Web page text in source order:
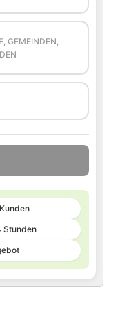
GEMEINDEN,
Stunden